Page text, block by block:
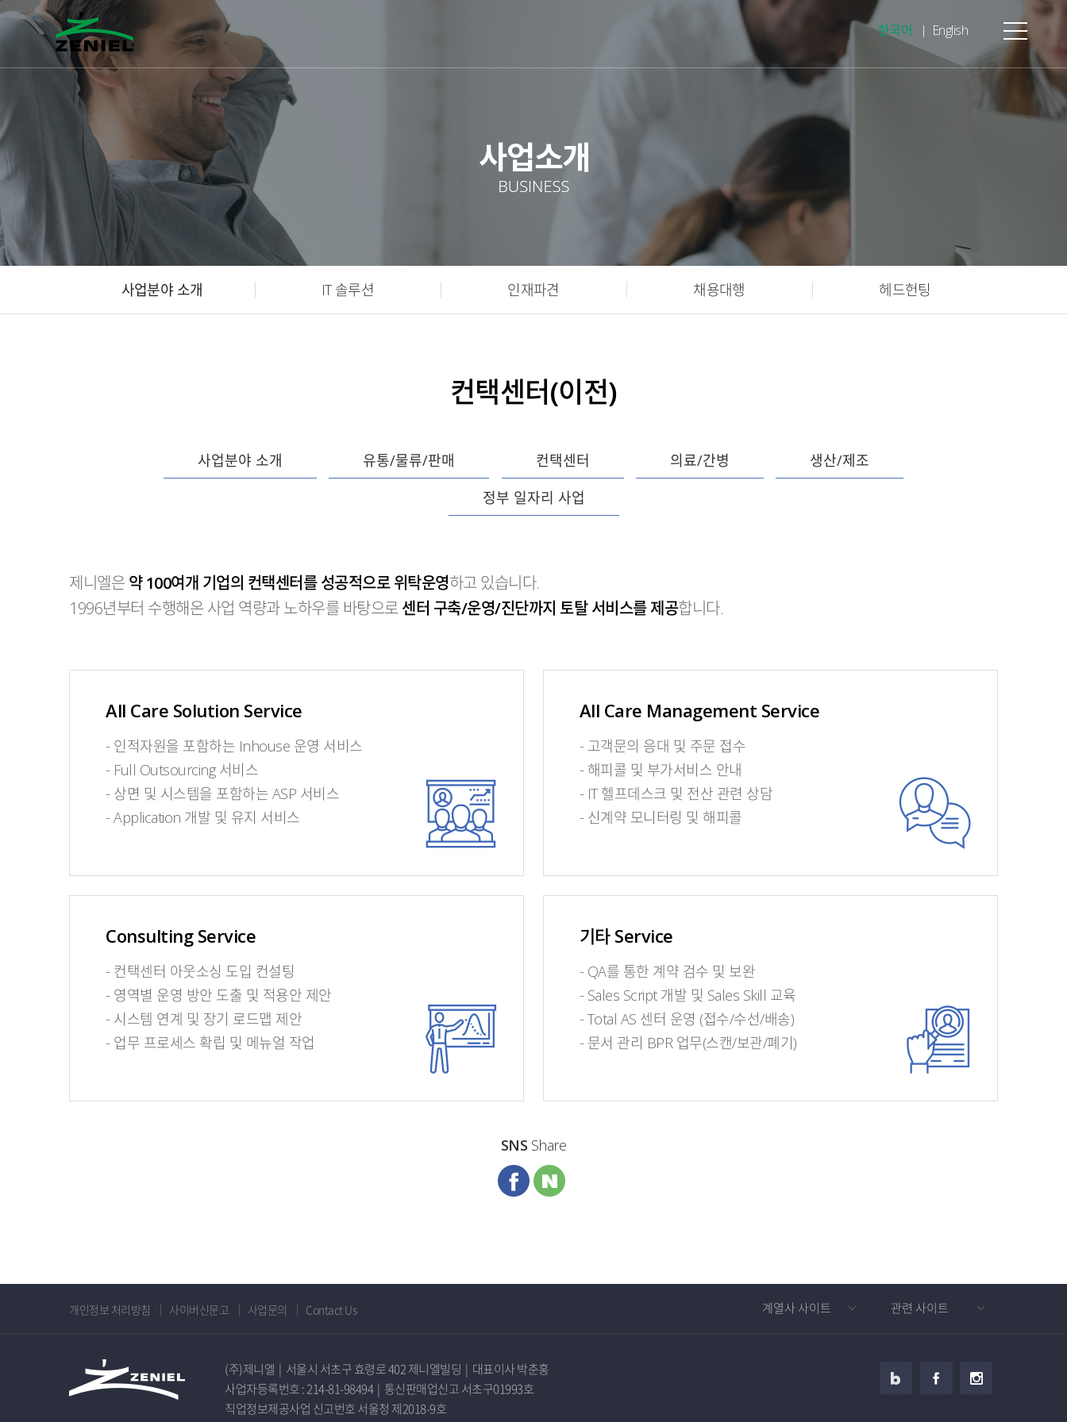
본문바로가기
한국어
English
사업분야 소개 IT 솔루션 인재파견 채용대행 헤드헌팅
컨택센터(이전)
사업분야 소개 유통/물류/판매 컨택센터 의료/간병
생산/제조
정부 일자리 사업
제니엘은 약 100여개 기업의 컨택센터를 성공적으로 위탁운영하고 있습니다.
1996년부터 수행해온 사업 역량과 노하우를 바탕으로센터 구축/운영/진단까지 토탈 서비스를 제공합니다.
All Care Solution Service
- 인적자원을 포함하는 Inhouse 운영 서비스
- Full Outsourcing 서비스
- 상면 및 시스템을 포함하는 ASP 서비스
- Application 개발 및 유지 서비스
All Care Management Service
- 고객문의 응대 및 주문 접수
- 해피콜 및 부가서비스 안내
- IT 헬프데스크 및 전산 관련 상담
- 신계약 모니터링 및 해피콜
Consulting Service
- 컨택센터 아웃소싱 도입 컨설팅
- 영역별 운영 방안 도출 및 적용안 제안
- 시스템 연계 및 장기 로드맵 제안
- 업무 프로세스 확립 및 메뉴얼 작업
기타 Service
- QA를 통한 계약 검수 및 보완
- Sales Script 개발 및 Sales Skill 교육
- Total AS 센터 운영 (접수/수선/배송)
- 문서 관리 BPR 업무(스캔/보관/폐기)
SNS Share
개인정보 처리방침 사이버신문고 사업문의 Contact Us
(주)제니엘 | 서울시 서초구 효령로 402 제니엘빌딩 | 대표이사 박춘홍
사업자등록번호 : 214-81-98494| 통신판매업신고 서초구01993호
직업정보제공사업 신고번호 서울청 제2018-9호